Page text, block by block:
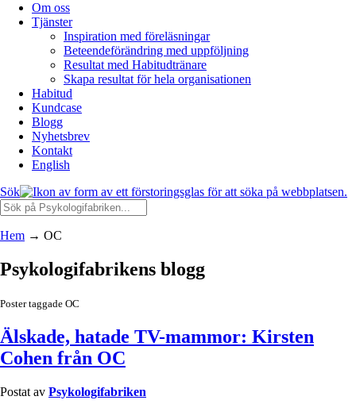
Om oss
Tjänster
Inspiration med föreläsningar
Beteendeförändring med uppföljning
Resultat med Habitudtränare
Skapa resultat för hela organisationen
Habitud
Kundcase
Blogg
Nyhetsbrev
Kontakt
English
Sök
Hem → OC
Psykologifabrikens blogg
Poster taggade OC
Älskade, hatade TV-mammor: Kirsten
Cohen från OC
Postat av Psykologifabriken